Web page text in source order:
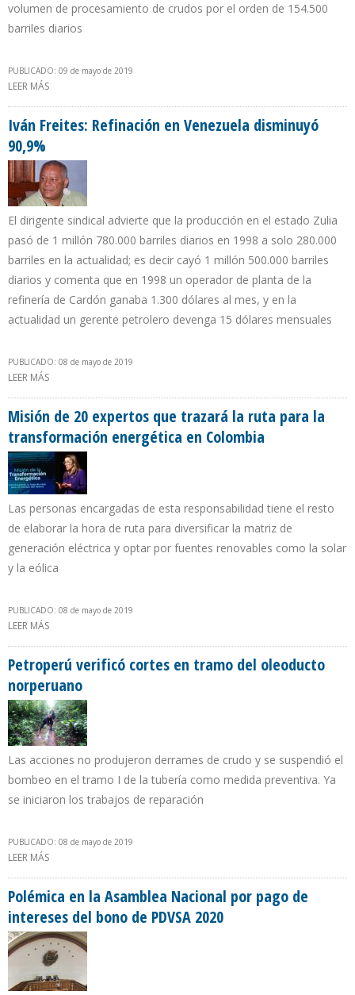
volumen de procesamiento de crudos por el orden de 154.500
barriles diarios
PUBLICADO: 09 de mayo de 2019
LEER MÁS
Iván Freites: Refinación en Venezuela disminuyó
90,9%
El dirigente sindical advierte que la producción en el estado Zulia
pasó de 1 millón 780.000 barriles diarios en 1998 a solo 280.000
barriles en la actualidad; es decir cayó 1 millón 500.000 barriles
diarios y comenta que en 1998 un operador de planta de la
refinería de Cardón ganaba 1.300 dólares al mes, y en la
actualidad un gerente petrolero devenga 15 dólares mensuales
PUBLICADO: 08 de mayo de 2019
LEER MÁS
Misión de 20 expertos que trazará la ruta para la
transformación energética en Colombia
Las personas encargadas de esta responsabilidad tiene el resto
de elaborar la hora de ruta para diversificar la matriz de
generación eléctrica y optar por fuentes renovables como la solar
y la eólica
PUBLICADO: 08 de mayo de 2019
LEER MÁS
Petroperú verificó cortes en tramo del oleoducto
norperuano
Las acciones no produjeron derrames de crudo y se suspendió el
bombeo en el tramo I de la tubería como medida preventiva. Ya
se iniciaron los trabajos de reparación
PUBLICADO: 08 de mayo de 2019
LEER MÁS
Polémica en la Asamblea Nacional por pago de
intereses del bono de PDVSA 2020